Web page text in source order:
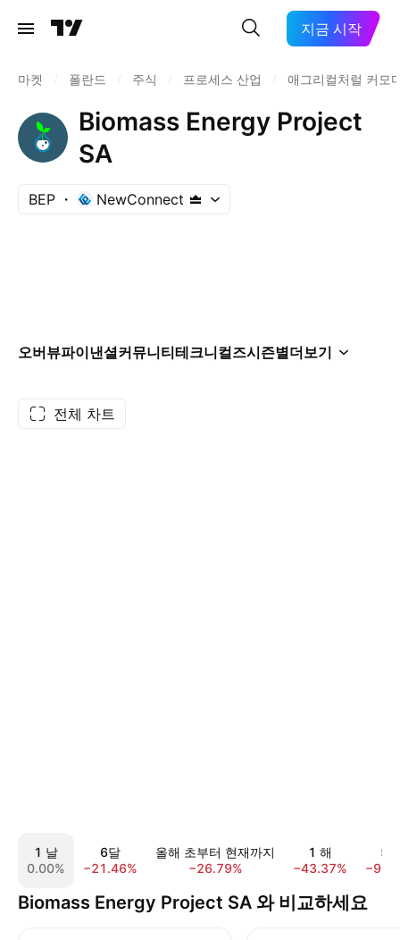
지금 시작
마켓 폴란드 주식 프로세스 산업 애그리컬처럴 커모
Biomass Energy Project
SA
BEP NewConnect
오버뷰파이낸셜커뮤니티테크니컬즈시즌별더보기
전체 차트
1 날
0.00%
6달
−21.46%
올해 초부터 현재까지
−26.79%
1 해
−43.37%
5
Biomass Energy Project SA 와 비교하세요